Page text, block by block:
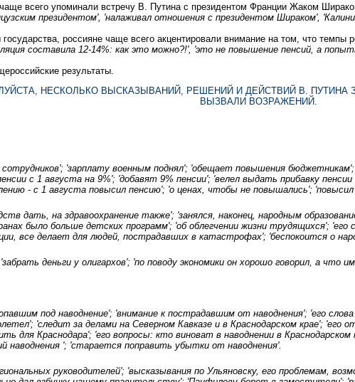
всего упоминали встречу В. Путина с президентом Франции Жаком
президентом', 'налаживал отношения с президентом Шираком',
россияне чаще всего акцентировали внимание на том, что
составила 12-14%: как это можно?!', 'это не повышение пенсий, а
результаты.
НЕСКОЛЬКО ВЫСКАЗЫВАНИЙ, РЕШЕНИЙ И ДЕЙСТВИЙ В.
ВЫЗВАЛИ ВОЗРАЖЕНИЙ.
'зарплату военным поднял'; 'обещает повышения
с 1 августа на 9%'; 'добавят 9% пенсии'; 'велел выдать прибавку
- с 1 августа повысил пенсию'; 'о ценах, чтобы не повышались';
дать, на здравоохранение также'; 'занялся, наконец, народным
было больше детских программ'; 'об облегчении жизни трудящихся';
все делает для людей, пострадавших в катастрофах'; 'беспокоится о
деньги у олигархов'; 'по поводу экономики он хорошо говорил, а что
под наводнение'; 'внимание к пострадавшим от наводнения'; 'его
'следит за делами на Северном Кавказе и в Краснодарском крае'; 'его
для Краснодара'; 'его вопросы: кто виноват в наводнении в
наводнения '; 'старается поправить убытки от наводнения'.
руководителей'; 'высказывания по Ульяновску, его проблемам,